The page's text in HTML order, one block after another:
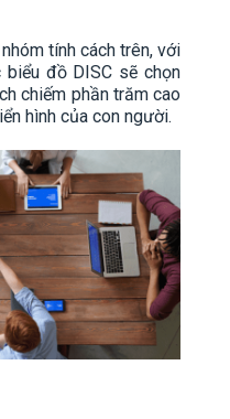
tính cách trên, với
đồ DISC sẽ chọn
chiếm phần trăm cao
hình của con người.